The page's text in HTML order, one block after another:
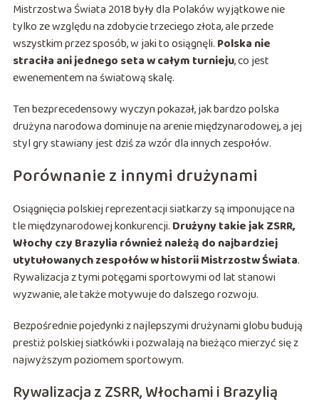
Mistrzostwa Świata 2018 były dla Polaków wyjątkowe nie
tylko ze względu na zdobycie trzeciego złota, ale przede
wszystkim przez sposób, w jaki to osiągnęli. Polska nie
straciła ani jednego seta w całym turnieju, co jest
ewenementem na światową skalę.
Ten bezprecedensowy wyczyn pokazał, jak bardzo polska
drużyna narodowa dominuje na arenie międzynarodowej, a jej
styl gry stawiany jest dziś za wzór dla innych zespołów.
Porównanie z innymi drużynami
Osiągnięcia polskiej reprezentacji siatkarzy są imponujące na
tle międzynarodowej konkurencji. Drużyny takie jak ZSRR,
Włochy czy Brazylia również należą do najbardziej
utytułowanych zespołów w historii Mistrzostw Świata.
Rywalizacja z tymi potęgami sportowymi od lat stanowi
wyzwanie, ale także motywuje do dalszego rozwoju.
Bezpośrednie pojedynki z najlepszymi drużynami globu budują
prestiż polskiej siatkówki i pozwalają na bieżąco mierzyć się z
najwyższym poziomem sportowym.
Rywalizacja z ZSRR, Włochami i Brazylią